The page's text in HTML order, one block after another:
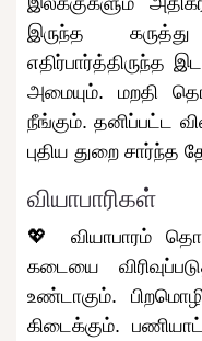
இருந்த கருத்து
எதிர்பார்த்திருந்த
அமையும். மறதி
நீங்கும். தனிப்பட்ட
புதிய துறை சார்ந்த
வியாபாரிகள்
💖 வியாபாரம்
கடையை
உண்டாகும்.
கிடைக்கும்.